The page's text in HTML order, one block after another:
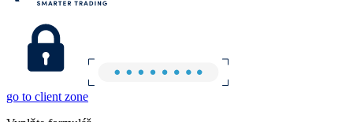
go to client zone